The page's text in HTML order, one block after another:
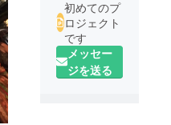
初めてのプ
ロジェクト
です
メッセー
ジを送る